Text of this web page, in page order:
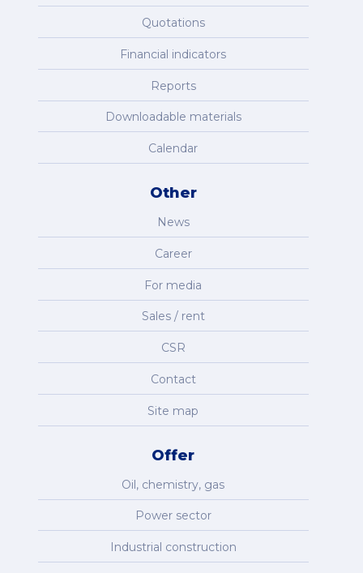
Quotations
Financial indicators
Reports
Downloadable materials
Calendar
Other
News
Career
For media
Sales / rent
CSR
Contact
Site map
Offer
Oil, chemistry, gas
Power sector
Industrial construction